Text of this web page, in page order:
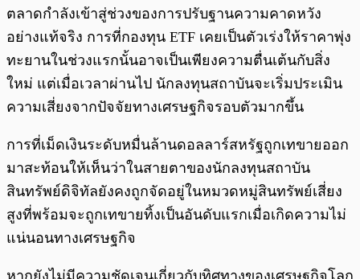
ตลาดกำลังเข้าสู่ช่วงของการปรับฐานความคาดหวัง
อย่างแท้จริง การที่กองทุน ETF เคยเป็นตัวเร่งให้ราคาพุ่ง
ทะยานในช่วงแรกนั้นอาจเป็นเพียงความตื่นเต้นกับสิ่ง
ใหม่ แต่เมื่อเวลาผ่านไป นักลงทุนสถาบันจะเริ่มประเมิน
ความเสี่ยงจากปัจจัยทางเศรษฐกิจรอบตัวมากขึ้น
การที่เม็ดเงินระดับหมื่นล้านดอลลาร์สหรัฐถูกเทขายออก
มาสะท้อนให้เห็นว่าในสายตาของนักลงทุนสถาบัน
สินทรัพย์ดิจิทัลยังคงถูกจัดอยู่ในหมวดหมู่สินทรัพย์เสี่ยง
สูงที่พร้อมจะถูกเทขายทิ้งเป็นอันดับแรกเมื่อเกิดความไม่
แน่นอนทางเศรษฐกิจ